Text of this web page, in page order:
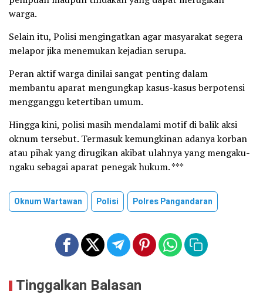
warga.
Selain itu, Polisi mengingatkan agar masyarakat segera
melapor jika menemukan kejadian serupa.
Peran aktif warga dinilai sangat penting dalam
membantu aparat mengungkap kasus-kasus berpotensi
mengganggu ketertiban umum.
Hingga kini, polisi masih mendalami motif di balik aksi
oknum tersebut. Termasuk kemungkinan adanya korban
atau pihak yang dirugikan akibat ulahnya yang mengaku-
ngaku sebagai aparat penegak hukum. ***
Oknum Wartawan Polisi Polres Pangandaran
Tinggalkan Balasan